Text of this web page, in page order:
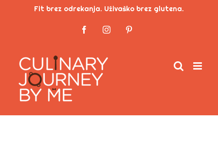
Fit brez odrekanja. Uživaško brez glutena.
FacebookInstagram